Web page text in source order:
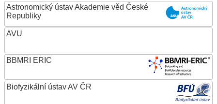
Astronomický ústav Akademie věd České
Republiky
AVU
BBMRI ERIC
Biofyzikální ústav AV ČR